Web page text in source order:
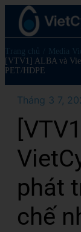
Trang chủ Media
[VTV1] ALBA và
PET/HDPE
Tháng 3 7,
phát
chế